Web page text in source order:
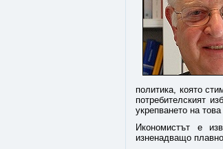
политика, която
потребителският
укрепването на
Икономистът е
изненадващо